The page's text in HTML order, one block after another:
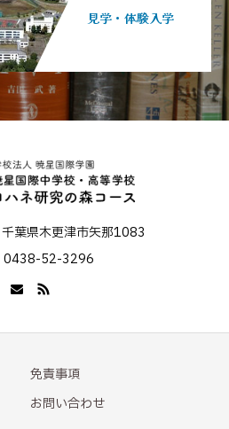
見学・体験入学
県木更津市矢那1083
0438-52-3296
免責事項
お問い合わせ